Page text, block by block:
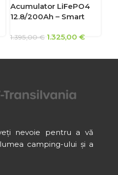
Acumulator LiFePO4
12.8/200Ah – Smart
1.395,00€ 1.325,00 €
nevoie pentru a vă
camping-ului și a